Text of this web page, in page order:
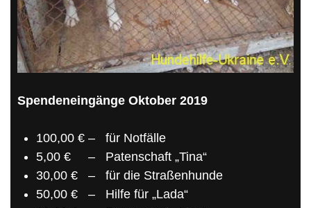
Spendeneingänge Oktober 2019
100,00 € – für Notfälle
5,00 € – Patenschaft „Tina“
30,00 € – für die Straßenhunde
50,00 € – Hilfe für „Lada“